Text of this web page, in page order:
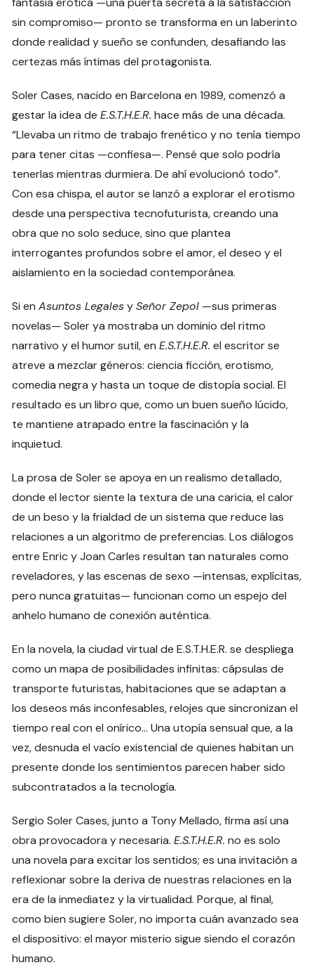
sin compromiso— pronto se transforma en un laberinto
donde realidad y sueño se confunden, desafiando las
certezas más íntimas del protagonista.
Soler Cases, nacido en Barcelona en 1989, comenzó a
gestar la idea deE.S.T.H.E.R. hace más de una década.
“Llevaba un ritmo de trabajo frenético y no tenía tiempo
para tener citas —confiesa—. Pensé que solo podría
tenerlas mientras durmiera. De ahí evolucionó todo”.
Con esa chispa, el autor se lanzó a explorar el erotismo
desde una perspectiva tecnofuturista, creando una
obra que no solo seduce, sino que plantea
interrogantes profundos sobre el amor, el deseo y el
aislamiento en la sociedad contemporánea.
Si enAsuntos LegalesySeñor Zepol —sus primeras
novelas— Soler ya mostraba un dominio del ritmo
narrativo y el humor sutil, enE.S.T.H.E.R. el escritor se
atreve a mezclar géneros: ciencia ficción, erotismo,
comedia negra y hasta un toque de distopía social. El
resultado es un libro que, como un buen sueño lúcido,
te mantiene atrapado entre la fascinación y la
inquietud.
La prosa de Soler se apoya en un realismo detallado,
donde el lector siente la textura de una caricia, el calor
de un beso y la frialdad de un sistema que reduce las
relaciones a un algoritmo de preferencias. Los diálogos
entre Enric y Joan Carles resultan tan naturales como
reveladores, y las escenas de sexo —intensas, explícitas,
pero nunca gratuitas— funcionan como un espejo del
anhelo humano de conexión auténtica.
En la novela, la ciudad virtual de E.S.T.H.E.R. se despliega
como un mapa de posibilidades infinitas: cápsulas de
transporte futuristas, habitaciones que se adaptan a
los deseos más inconfesables, relojes que sincronizan el
tiempo real con el onírico… Una utopía sensual que, a la
vez, desnuda el vacío existencial de quienes habitan un
presente donde los sentimientos parecen haber sido
subcontratados a la tecnología.
Sergio Soler Cases, junto a Tony Mellado, firma así una
obra provocadora y necesaria.E.S.T.H.E.R. no es solo
una novela para excitar los sentidos; es una invitación a
reflexionar sobre la deriva de nuestras relaciones en la
era de la inmediatez y la virtualidad. Porque, al final,
como bien sugiere Soler, no importa cuán avanzado sea
el dispositivo: el mayor misterio sigue siendo el corazón
humano.